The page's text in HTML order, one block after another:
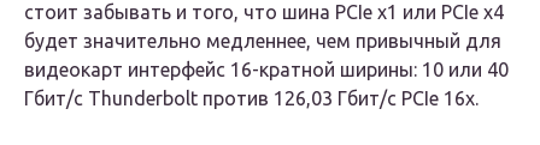
стоит забывать и того, что шина PCIe x1 или PCIe x4
будет значительно медленнее, чем привычный для
видеокарт интерфейс 16-кратной ширины: 10 или 40
Гбит/с Thunderbolt против 126,03 Гбит/с PCIe 16x.